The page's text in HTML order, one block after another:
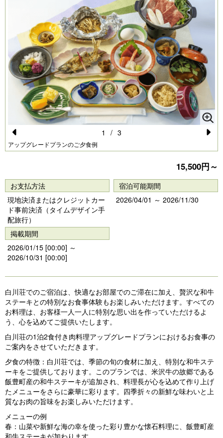
Pr
o
u
s
アップグレードプランのご夕食例
e
xt
1 / 3
15,500円～
お支払方法
現地決済またはクレジットカー
ド事前決済（タイムデザイン手
配旅行）
宿泊可能期間
2026/04/01 ～ 2026/11/30
掲載期間
2026/01/15 [00:00] ～
2026/10/31 [00:00]
白川荘でのご宿泊は、快適なお部屋でのご滞在に加え、贅沢な和牛
ステーキとの特別なお食事体験もお楽しみいただけます。すべての
お料理は、お客様一人一人に特別な思い出を作っていただけるよ
う、心を込めてご提供いたします。
白川荘の1泊2食付き肉料理アップグレードプランにおけるお食事の
ご案内をさせていただきます。
夕食の特徴：白川荘では、季節の旬の食材に加え、特別な和牛ステ
ーキをご提供しております。このプランでは、米沢牛の故郷である
飯豊町産の和牛ステーキが追加され、料理長が心を込めて作り上げ
たメニューをさらに豪華に彩ります。四季折々の新鮮な味わいと上
質なお肉の旨味をお楽しみいただけます。
メニューの例
春：山菜や新鮮な海の幸を使った彩り豊かな懐石料理に、飯豊町産